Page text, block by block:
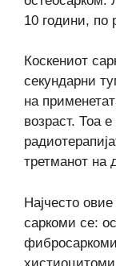
10 години, по
Коскениот
секундарни
на
возраст. Тоа
третманот на
Најчесто
саркоми се: